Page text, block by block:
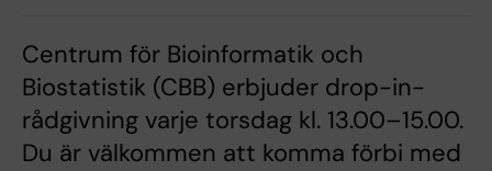
Centrum för Bioinformatik och
Biostatistik (CBB) erbjuder drop-in-
rådgivning varje torsdag kl. 13.00–15.00.
Du är välkommen att komma förbi med